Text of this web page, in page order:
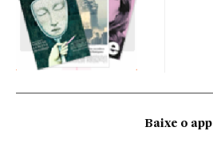
Baixe o app